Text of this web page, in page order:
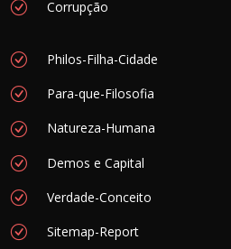
Corrupção
Philos-Filha-Cidade
Para-que-Filosofia
Natureza-Humana
Demos e Capital
Verdade-Conceito
Sitemap-Report